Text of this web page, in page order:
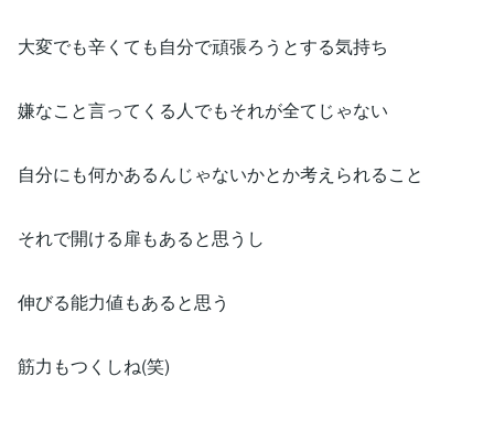
大変でも辛くても自分で頑張ろうとする気持ち
嫌なこと言ってくる人でもそれが全てじゃない
自分にも何かあるんじゃないかとか考えられること
それで開ける扉もあると思うし
伸びる能力値もあると思う
筋力もつくしね(笑)